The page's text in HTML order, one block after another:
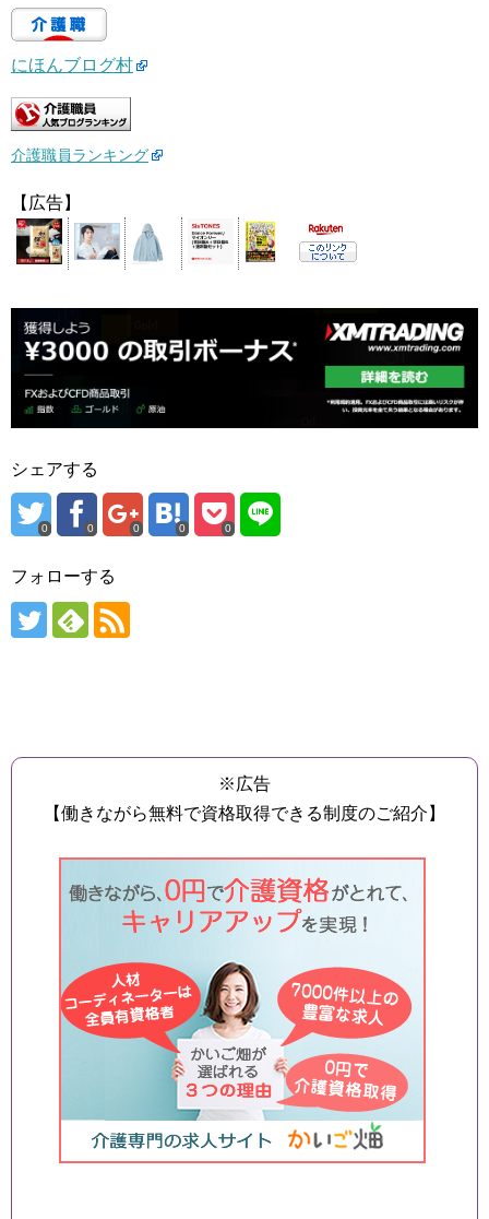
にほんブログ村
介護職員ランキング
【広告】
シェアする
0 0 0 0 0
フォローする
※広告
【働きながら無料で資格取得できる制度のご紹介】